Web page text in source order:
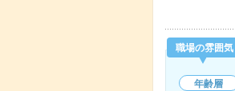
職場の雰囲気
年齢層